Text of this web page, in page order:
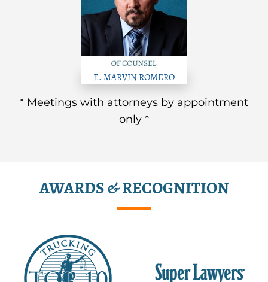
E. MARVIN ROMERO
* Meetings with attorneys by appointment
only *
AWARDS & RECOGNITION